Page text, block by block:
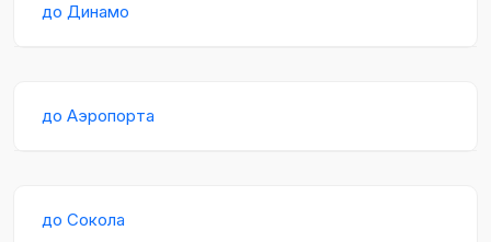
до Динамо
до Аэропорта
до Сокола